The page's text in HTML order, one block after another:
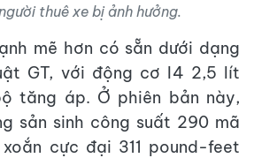
thuê xe bị ảnh hưởng.
mẽ hơn có sẵn dưới dạng
GT, với động cơ I4 2,5 lít
tăng áp. Ở phiên bản này,
sản sinh công suất 290 mã
cực đại 311 pound-feet